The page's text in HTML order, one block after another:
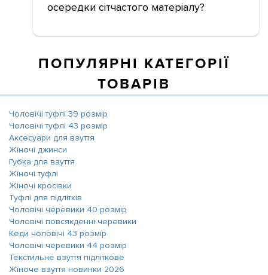
осередки сітчастого матеріалу?
ПОПУЛЯРНІ КАТЕГОРІЇ
ТОВАРІВ
Чоловічі туфлі 39 розмір
Чоловічі туфлі 43 розмір
Аксесуари для взуття
Жіночі джинси
Губка для взуття
Жіночі туфлі
Жіночі кросівки
Туфлі для підлітків
Чоловічі черевики 40 розмір
Чоловічі повсякденні черевики
Кеди чоловічі 43 розмір
Чоловічі черевики 44 розмір
Текстильне взуття підліткове
Жіноче взуття новинки 2026